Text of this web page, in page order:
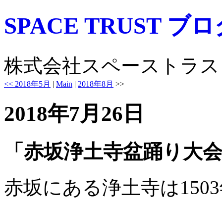
SPACE TRUST ブロ
株式会社スペーストラ
<< 2018年5月 | Main | 2018年8月 >>
2018年7月26日
「赤坂浄土寺盆踊り大
赤坂にある浄土寺は